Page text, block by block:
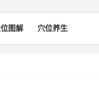
图解 穴位养生